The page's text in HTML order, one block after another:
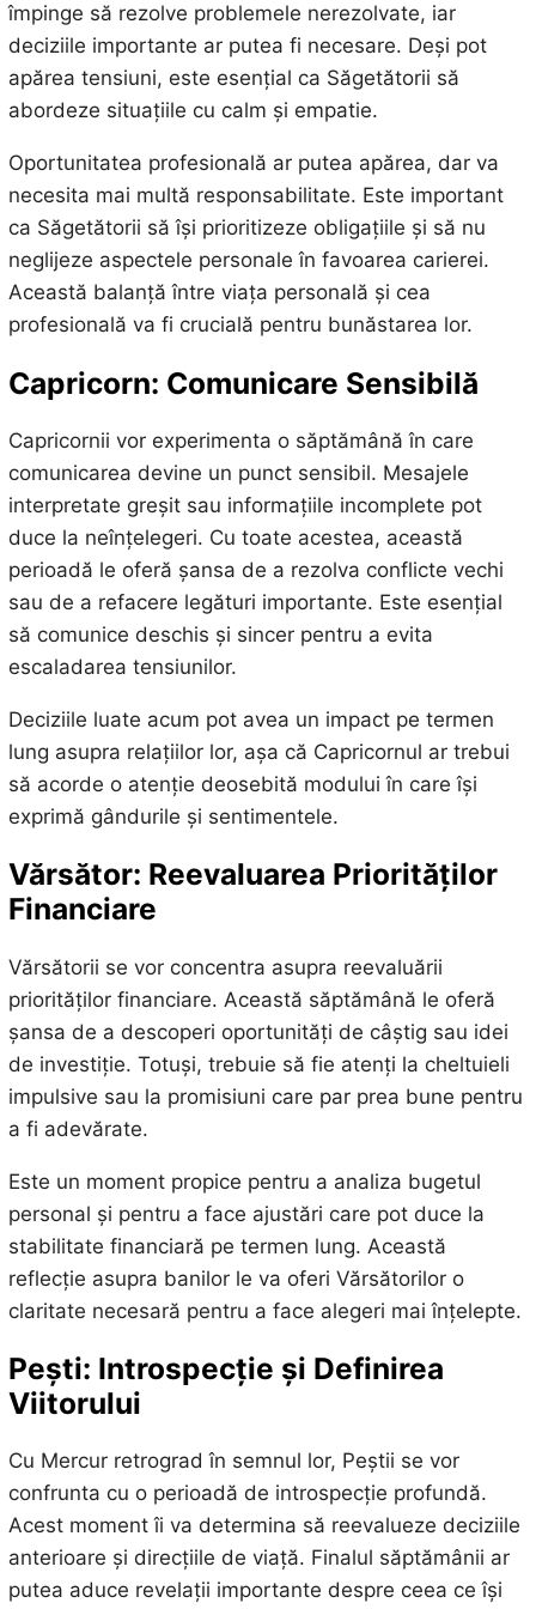
împinge să rezolve problemele nerezolvate, iar
deciziile importante ar putea fi necesare. Deși pot
apărea tensiuni, este esențial ca Săgetătorii să
abordeze situațiile cu calm și empatie.
Oportunitatea profesională ar putea apărea, dar va
necesita mai multă responsabilitate. Este important
ca Săgetătorii să își prioritizeze obligațiile și să nu
neglijeze aspectele personale în favoarea carierei.
Această balanță între viața personală și cea
profesională va fi crucială pentru bunăstarea lor.
Capricorn: Comunicare Sensibilă
Capricornii vor experimenta o săptămână în care
comunicarea devine un punct sensibil. Mesajele
interpretate greșit sau informațiile incomplete pot
duce la neînțelegeri. Cu toate acestea, această
perioadă le oferă șansa de a rezolva conflicte vechi
sau de a refacere legături importante. Este esențial
să comunice deschis și sincer pentru a evita
escaladarea tensiunilor.
Deciziile luate acum pot avea un impact pe termen
lung asupra relațiilor lor, așa că Capricornul ar trebui
să acorde o atenție deosebită modului în care își
exprimă gândurile și sentimentele.
Vărsător: Reevaluarea Priorităților
Financiare
Vărsătorii se vor concentra asupra reevaluării
priorităților financiare. Această săptămână le oferă
șansa de a descoperi oportunități de câștig sau idei
de investiție. Totuși, trebuie să fie atenți la cheltuieli
impulsive sau la promisiuni care par prea bune pentru
a fi adevărate.
Este un moment propice pentru a analiza bugetul
personal și pentru a face ajustări care pot duce la
stabilitate financiară pe termen lung. Această
reflecție asupra banilor le va oferi Vărsătorilor o
claritate necesară pentru a face alegeri mai înțelepte.
Pești: Introspecție și Definirea
Viitorului
Cu Mercur retrograd în semnul lor, Peștii se vor
confrunta cu o perioadă de introspecție profundă.
Acest moment îi va determina să reevalueze deciziile
anterioare și direcțiile de viață. Finalul săptămânii ar
putea aduce revelații importante despre ceea ce își